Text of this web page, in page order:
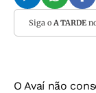
Siga o A TARDE
O Avaí não